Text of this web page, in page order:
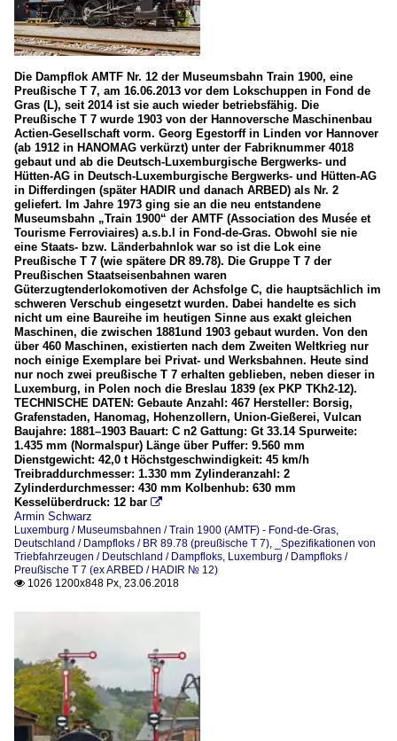
Die Dampflok AMTF Nr. 12 der Museumsbahn Train 1900, eine
Preußische T 7, am 16.06.2013 vor dem Lokschuppen in Fond de
Gras (L), seit 2014 ist sie auch wieder betriebsfähig. Die
Preußische T 7 wurde 1903 von der Hannoversche Maschinenbau
Actien-Gesellschaft vorm. Georg Egestorff in Linden vor Hannover
(ab 1912 in HANOMAG verkürzt) unter der Fabriknummer 4018
gebaut und ab die Deutsch-Luxemburgische Bergwerks- und
Hütten-AG in Deutsch-Luxemburgische Bergwerks- und Hütten-AG
in Differdingen (später HADIR und danach ARBED) als Nr. 2
geliefert. Im Jahre 1973 ging sie an die neu entstandene
Museumsbahn „Train 1900“ der AMTF (Association des Musée et
Tourisme Ferroviaires) a.s.b.l in Fond-de-Gras. Obwohl sie nie
eine Staats- bzw. Länderbahnlok war so ist die Lok eine
Preußische T 7 (wie spätere DR 89.78). Die Gruppe T 7 der
Preußischen Staatseisenbahnen waren
Güterzugtenderlokomotiven der Achsfolge C, die hauptsächlich im
schweren Verschub eingesetzt wurden. Dabei handelte es sich
nicht um eine Baureihe im heutigen Sinne aus exakt gleichen
Maschinen, die zwischen 1881und 1903 gebaut wurden. Von den
über 460 Maschinen, existierten nach dem Zweiten Weltkrieg nur
noch einige Exemplare bei Privat- und Werksbahnen. Heute sind
nur noch zwei preußische T 7 erhalten geblieben, neben dieser in
Luxemburg, in Polen noch die Breslau 1839 (ex PKP TKh2-12).
TECHNISCHE DATEN: Gebaute Anzahl: 467 Hersteller: Borsig,
Grafenstaden, Hanomag, Hohenzollern, Union-Gießerei, Vulcan
Baujahre: 1881–1903 Bauart: C n2 Gattung: Gt 33.14 Spurweite:
1.435 mm (Normalspur) Länge über Puffer: 9.560 mm
Dienstgewicht: 42,0 t Höchstgeschwindigkeit: 45 km/h
Treibraddurchmesser: 1.330 mm Zylinderanzahl: 2
Zylinderdurchmesser: 430 mm Kolbenhub: 630 mm
Kesselüberdruck: 12 bar 
Armin Schwarz
Luxemburg / Museumsbahnen / Train 1900 (AMTF) - Fond-de-Gras,
Deutschland / Dampfloks / BR 89.78 (preußische T 7),
_Spezifikationen von
Triebfahrzeugen / Deutschland / Dampfloks, Luxemburg / Dampfloks /
Preußische T 7 (ex ARBED / HADIR № 12)
 1026 1200x848 Px, 23.06.2018